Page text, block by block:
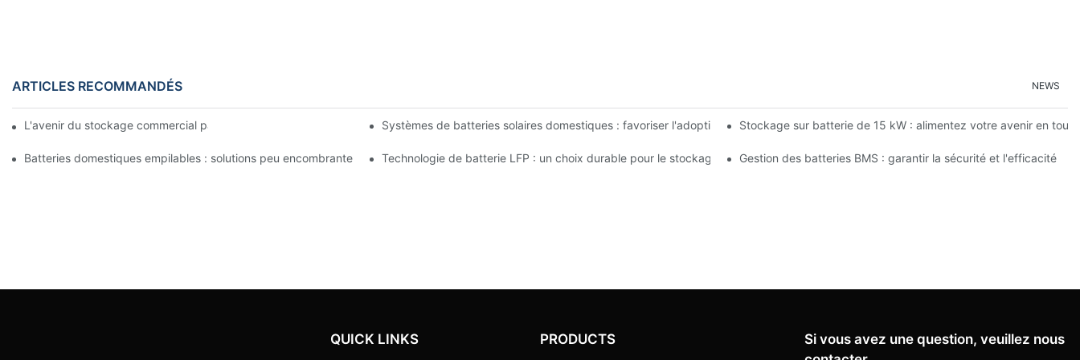
ARTICLES RECOMMANDÉS NEWS
L'avenir du stockage commercial par batterie : tendances et innovationsSystèmes de batteries solaires domestiques : favoriser l'adoption des énergies renouvelablesStockage sur batterie de 15 kW : alimentez votre avenir en
Batteries domestiques empilables : solutions peu encombrantes pour le stockage d'énergieTechnologie de batterie LFP : un choix durable pour le stockage d'énergieGestion des batteries BMS : garantir la sécurité et l'efficacité
QUICK LINKS PRODUCTS
Si vous avez une question, veuillez nous